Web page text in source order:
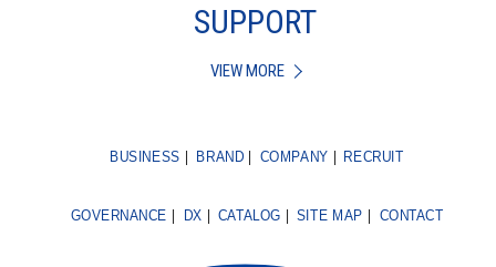
SUPPORT
VIEW MORE
BUSINESS BRAND COMPANY RECRUIT
GOVERNANCE DX CATALOG SITE MAP CONTACT